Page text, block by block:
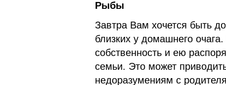
Рыбы
Завтра Вам хочется быть
близких у домашнего
собственность и ею
семьи. Это может
недоразумениям с